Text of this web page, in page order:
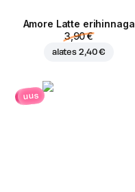
Amore Latte erihinnaga
3,90 €
alates 2,40 €
uus